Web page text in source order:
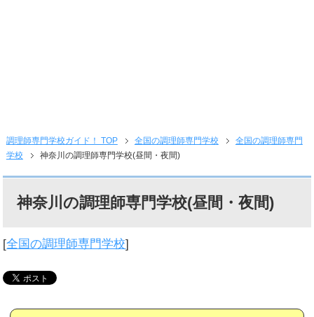
調理師専門学校ガイド！ TOP 全国の調理師専門学校
全国の調理師専門
学校
神奈川の調理師専門学校(昼間・夜間)
神奈川の調理師専門学校(昼間・夜間)
[全国の調理師専門学校]